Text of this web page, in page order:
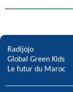
der Erde?
Radijojo
Global Green Kids
Le futur du Maroc